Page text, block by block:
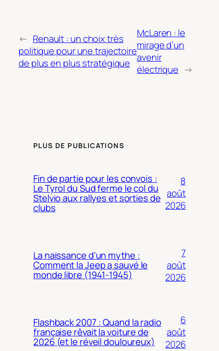
← Renault : un choix très
politique pour une trajectoire
de plus en plus stratégique
McLaren : le
mirage d’un
avenir
électrique →
PLUS DE PUBLICATIONS
Fin de partie pour les convois :
Le Tyrol du Sud ferme le col du
Stelvio aux rallyes et sorties de
clubs
8
août
2026
La naissance d’un mythe :
Comment la Jeep a sauvé le
monde libre (1941-1945)
7
août
2026
Flashback 2007 : Quand la radio
française rêvait la voiture de
2026 (et le réveil douloureux)
6
août
2026